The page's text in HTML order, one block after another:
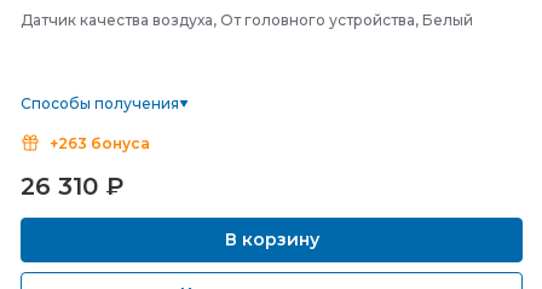
Датчик качества воздуха, От головного устройства, Белый
Способы получения
+263 бонуса
26 310 ₽
В корзину